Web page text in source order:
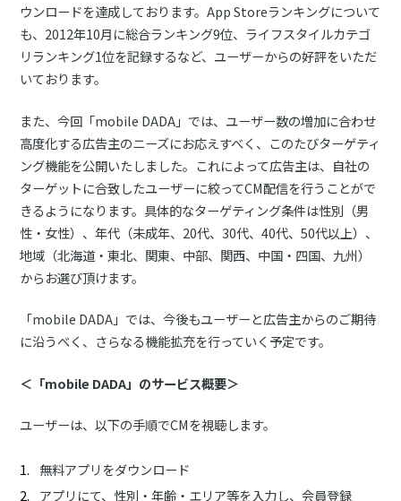
ウンロードを達成しております。App Storeランキングについて
も、2012年10月に総合ランキング9位、ライフスタイルカテゴ
リランキング1位を記録するなど、ユーザーからの好評をいただ
いております。
また、今回「mobile DADA」では、ユーザー数の増加に合わせ
高度化する広告主のニーズにお応えすべく、このたびターゲティ
ング機能を公開いたしました。これによって広告主は、自社の
ターゲットに合致したユーザーに絞ってCM配信を行うことがで
きるようになります。具体的なターゲティング条件は性別（男
性・女性）、年代（未成年、20代、30代、40代、50代以上）、
地域（北海道・東北、関東、中部、関西、中国・四国、九州）
からお選び頂けます。
「mobile DADA」では、今後もユーザーと広告主からのご期待
に沿うべく、さらなる機能拡充を行っていく予定です。
＜「mobile DADA」のサービス概要＞
ユーザーは、以下の手順でCMを視聴します。
無料アプリをダウンロード
アプリにて、性別・年齢・エリア等を入力し、会員登録